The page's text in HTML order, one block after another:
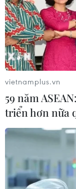
Du khách
vietnamplus.vn
59 năm
triển hơn nữa